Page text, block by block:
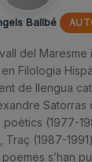
Ballbé
del Maresme
Filologia
de llengua
Satorras
(1977-
Traç (1987-
s’han